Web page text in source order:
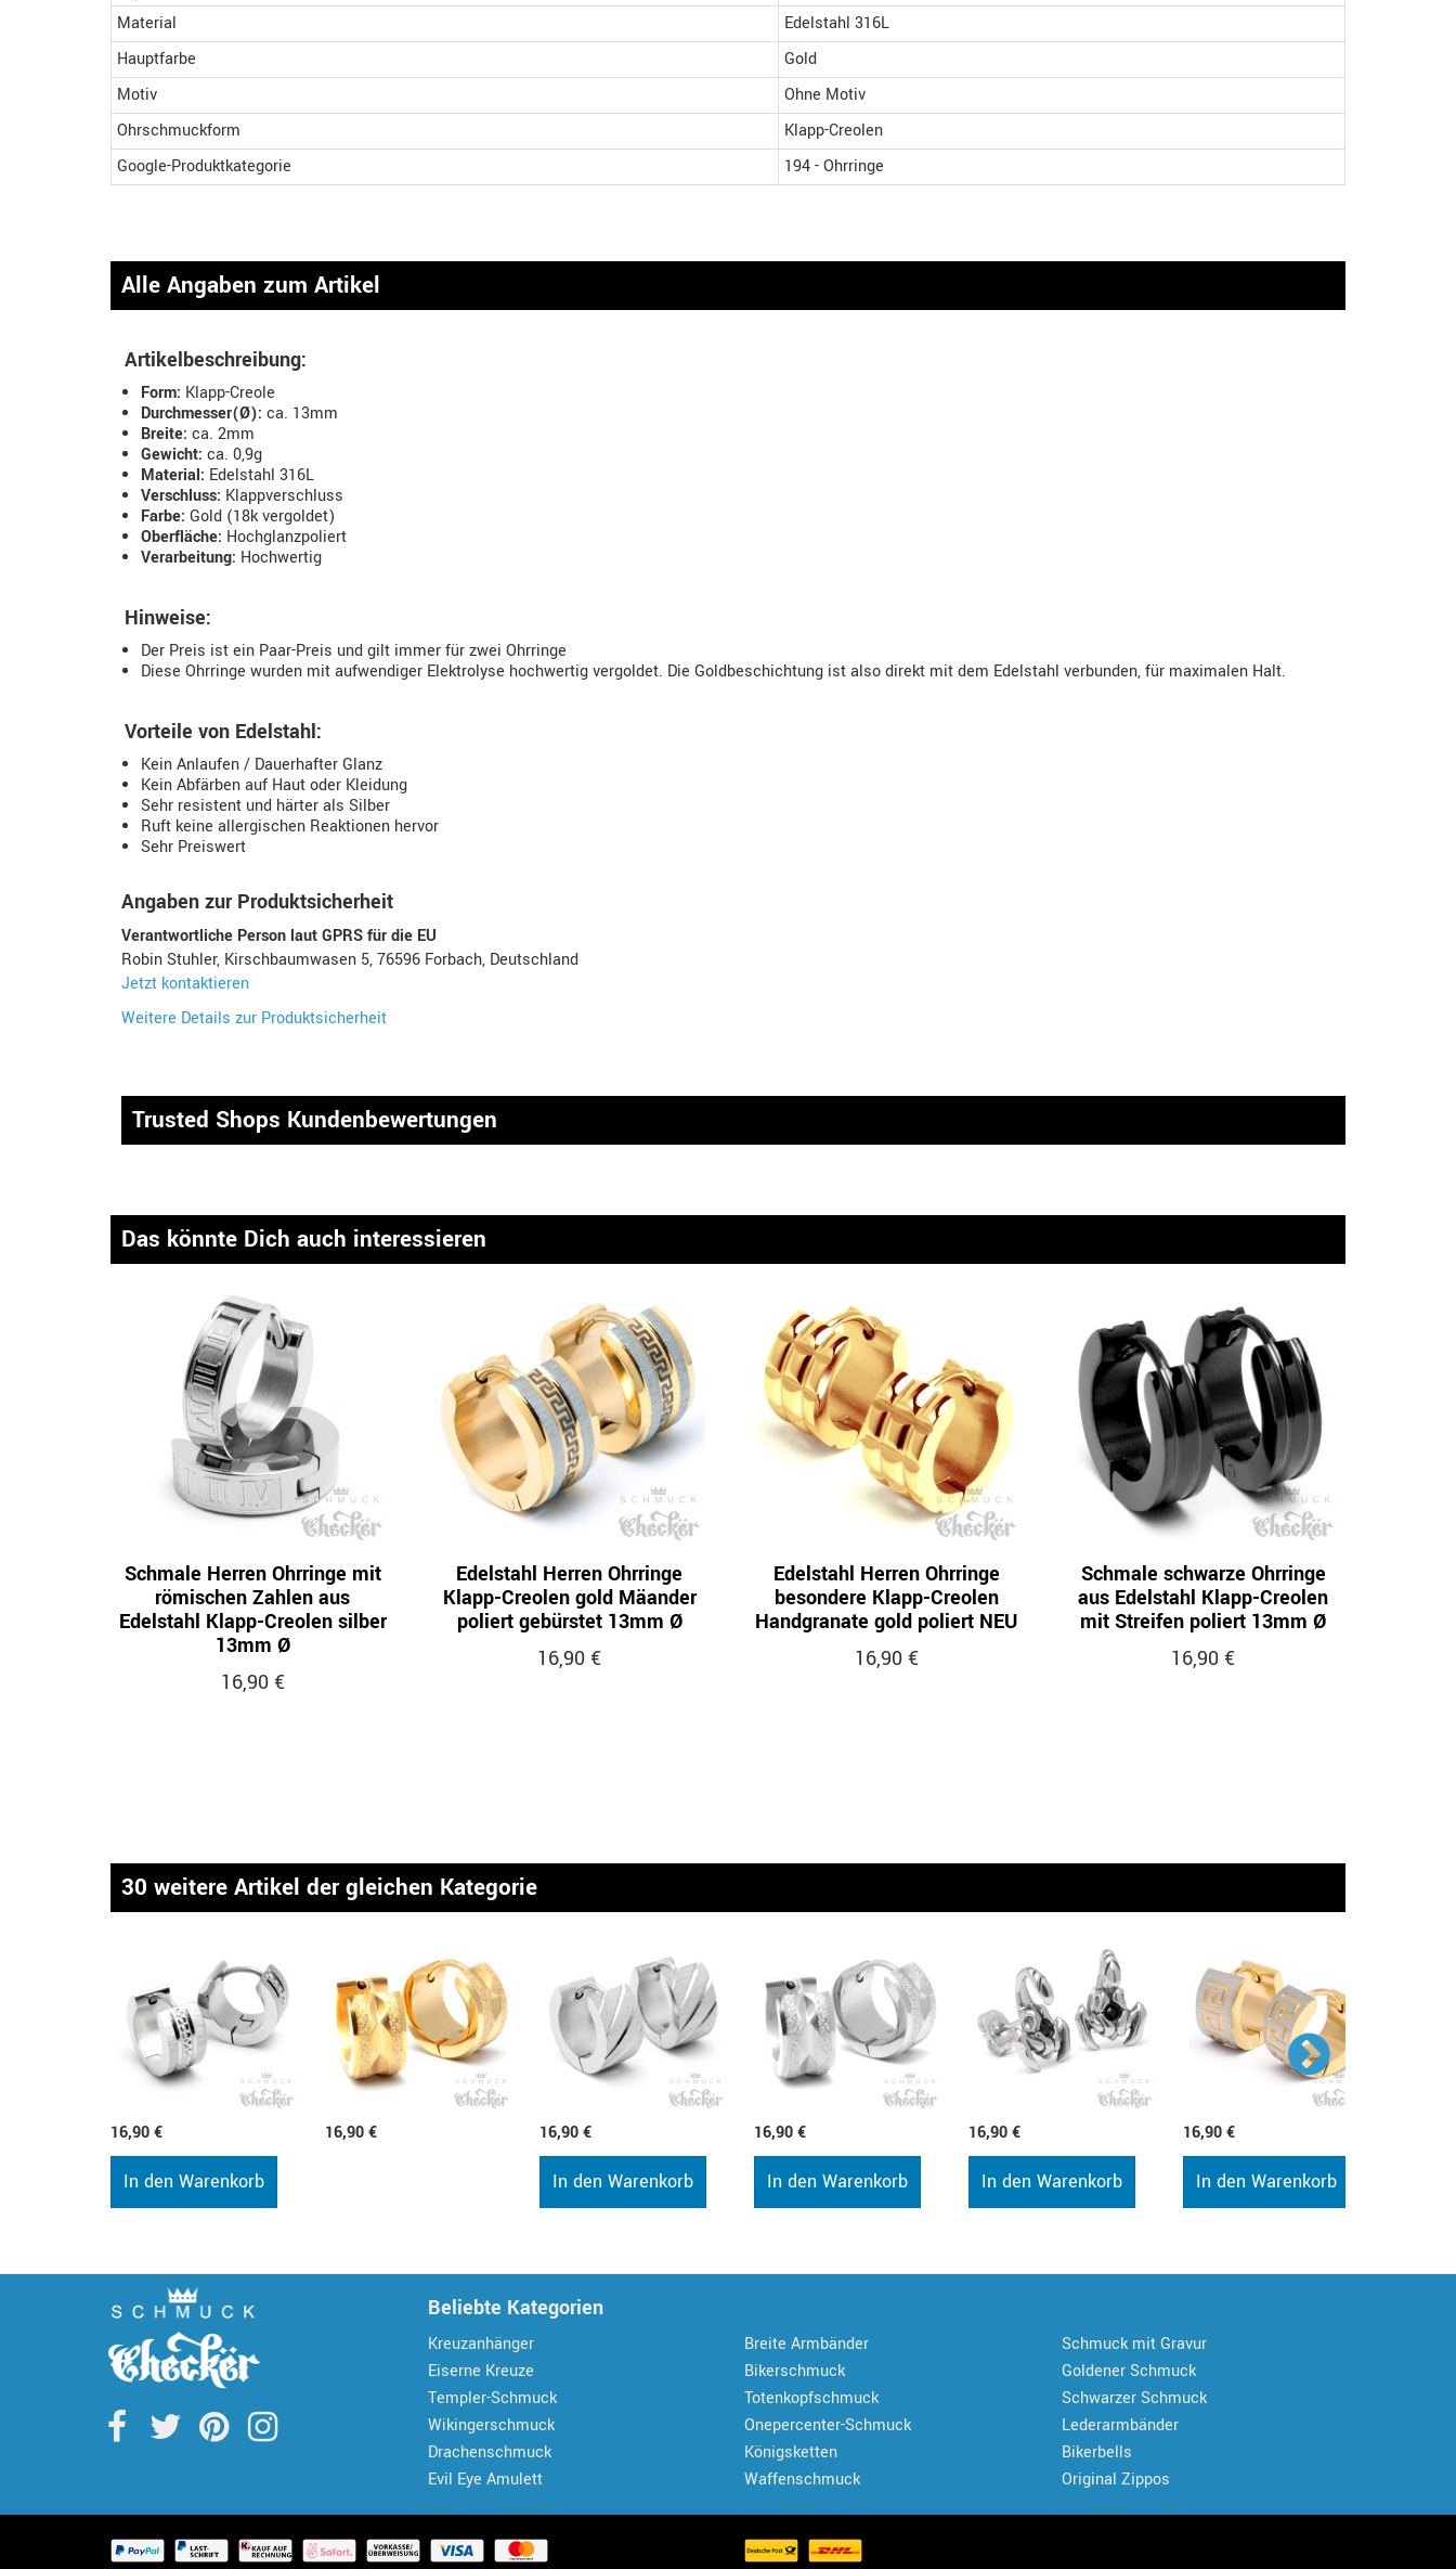
Material
Edelstahl 316L
Hauptfarbe
Gold
Motiv
Ohne Motiv
Ohrschmuckform
Klapp-Creolen
Google-Produktkategorie
194 - Ohrringe
Alle Angaben zum Artikel
Artikelbeschreibung:
Form: Klapp-Creole
Durchmesser(Ø): ca. 13mm
Breite: ca. 2mm
Gewicht: ca. 0,9g
Material: Edelstahl 316L
Verschluss: Klappverschluss
Farbe: Gold (18k vergoldet)
Oberfläche: Hochglanzpoliert
Verarbeitung: Hochwertig
Hinweise:
Der Preis ist ein Paar-Preis und gilt immer für zwei Ohrringe
Diese Ohrringe wurden mit aufwendiger Elektrolyse hochwertig vergoldet. Die Goldbeschichtung ist also direkt mit dem Edelstahl verbunden, für maximalen Halt.
Vorteile von Edelstahl:
Kein Anlaufen / Dauerhafter Glanz
Kein Abfärben auf Haut oder Kleidung
Sehr resistent und härter als Silber
Ruft keine allergischen Reaktionen hervor
Sehr Preiswert
Angaben zur Produktsicherheit
Verantwortliche Person laut GPRS für die EU
Robin Stuhler, Kirschbaumwasen 5, 76596 Forbach, Deutschland
Jetzt kontaktieren
Weitere Details zur Produktsicherheit
Trusted Shops Kundenbewertungen
Das könnte Dich auch interessieren
Schmale Herren Ohrringe mit
römischen Zahlen aus
Edelstahl Klapp-Creolen silber
13mm Ø
16,90 €
Edelstahl Herren Ohrringe
Klapp-Creolen gold Mäander
poliert gebürstet 13mm Ø
16,90 €
Edelstahl Herren Ohrringe
besondere Klapp-Creolen
Handgranate gold poliert NEU
16,90 €
Schmale schwarze Ohrringe
aus Edelstahl Klapp-Creolen
mit Streifen poliert 13mm Ø
16,90 €
30 weitere Artikel der gleichen Kategorie
16,90 €
In den Warenkorb
16,90 € 16,90 €
In den Warenkorb
16,90 €
In den Warenkorb
16,90 €
In den Warenkorb
16,90 €
In den Warenkorb
Beliebte Kategorien
Kreuzanhänger
Eiserne Kreuze
Templer-Schmuck
Wikingerschmuck
Drachenschmuck
Evil Eye Amulett
Breite Armbänder
Bikerschmuck
Totenkopfschmuck
Onepercenter-Schmuck
Königsketten
Waffenschmuck
Schmuck mit Gravur
Goldener Schmuck
Schwarzer Schmuck
Lederarmbänder
Bikerbells
Original Zippos